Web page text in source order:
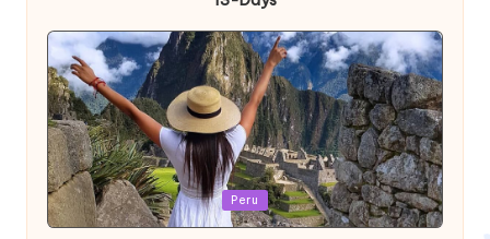
Publicada
en
Peru